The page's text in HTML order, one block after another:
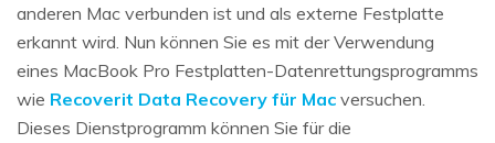
anderen Mac verbunden ist und als externe Festplatte
erkannt wird. Nun können Sie es mit der Verwendung
eines MacBook Pro Festplatten-Datenrettungsprogramms
wie Recoverit Data Recovery für Mac versuchen.
Dieses Dienstprogramm können Sie für die